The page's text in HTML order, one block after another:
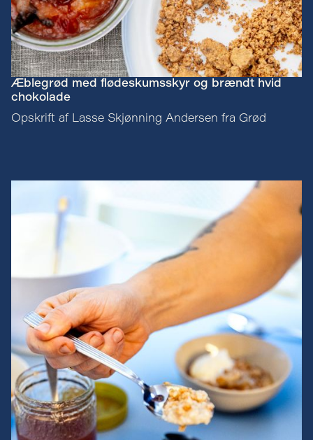
Æblegrød med flødeskumsskyr og brændt hvid
chokolade
Opskrift af Lasse Skjønning Andersen fra Grød